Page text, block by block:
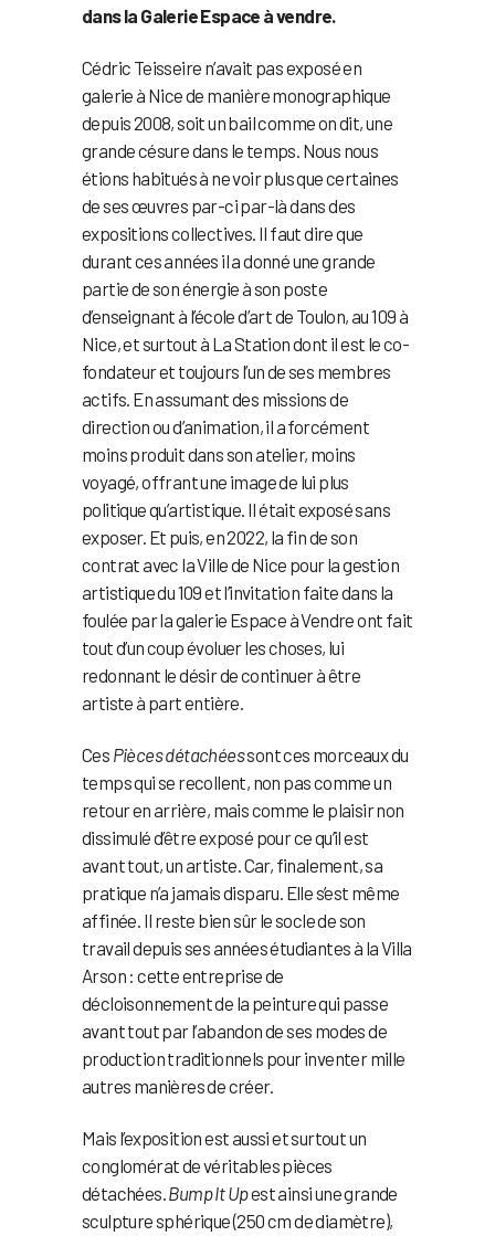
dans la Galerie Espace à vendre.
Cédric Teisseire n’avait pas exposé en
galerie à Nice de manière monographique
depuis 2008, soit un bail comme on dit, une
grande césure dans le temps. Nous nous
étions habitués à ne voir plus que certaines
de ses œuvres par-ci par-là dans des
expositions collectives. Il faut dire que
durant ces années il a donné une grande
partie de son énergie à son poste
d’enseignant à l’école d’art de Toulon, au 109 à
Nice, et surtout à La Station dont il est le co-
fondateur et toujours l’un de ses membres
actifs. En assumant des missions de
direction ou d’animation, il a forcément
moins produit dans son atelier, moins
voyagé, offrant une image de lui plus
politique qu’artistique. Il était exposé sans
exposer. Et puis, en 2022, la fin de son
contrat avec la Ville de Nice pour la gestion
artistique du 109 et l’invitation faite dans la
foulée par la galerie Espace à Vendre ont fait
tout d’un coup évoluer les choses, lui
redonnant le désir de continuer à être
artiste à part entière.
Ces Pièces détachéessont ces morceaux du
temps qui se recollent, non pas comme un
retour en arrière, mais comme le plaisir non
dissimulé d’être exposé pour ce qu’il est
avant tout, un artiste. Car, finalement, sa
pratique n’a jamais disparu. Elle s’est même
affinée. Il reste bien sûr le socle de son
travail depuis ses années étudiantes à la Villa
Arson : cette entreprise de
décloisonnement de la peinture qui passe
avant tout par l’abandon de ses modes de
production traditionnels pour inventer mille
autres manières de créer.
Mais l’exposition est aussi et surtout un
conglomérat de véritables pièces
détachées.Bump It Upest ainsi une grande
sculpture sphérique (250 cm de diamètre),